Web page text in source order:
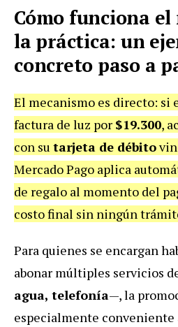
Cómo funciona
la práctica: un
concreto paso a
El mecanismo es directo: si
factura de luz por $19.300,
con su tarjeta de débito
Mercado Pago aplica
de regalo al momento del
costo final sin ningún
Para quienes se encargan
abonar múltiples servicios
agua, telefonía—, la
especialmente